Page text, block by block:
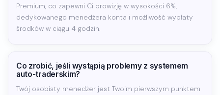
Premium, co zapewni Ci prowizję w wysokości 6%,
dedykowanego menedżera konta i możliwość wypłaty
środków w ciągu 4 godzin.
Co zrobić, jeśli wystąpią problemy z systemem
auto-traderskim?
Twój osobisty menedżer jest Twoim pierwszym punktem